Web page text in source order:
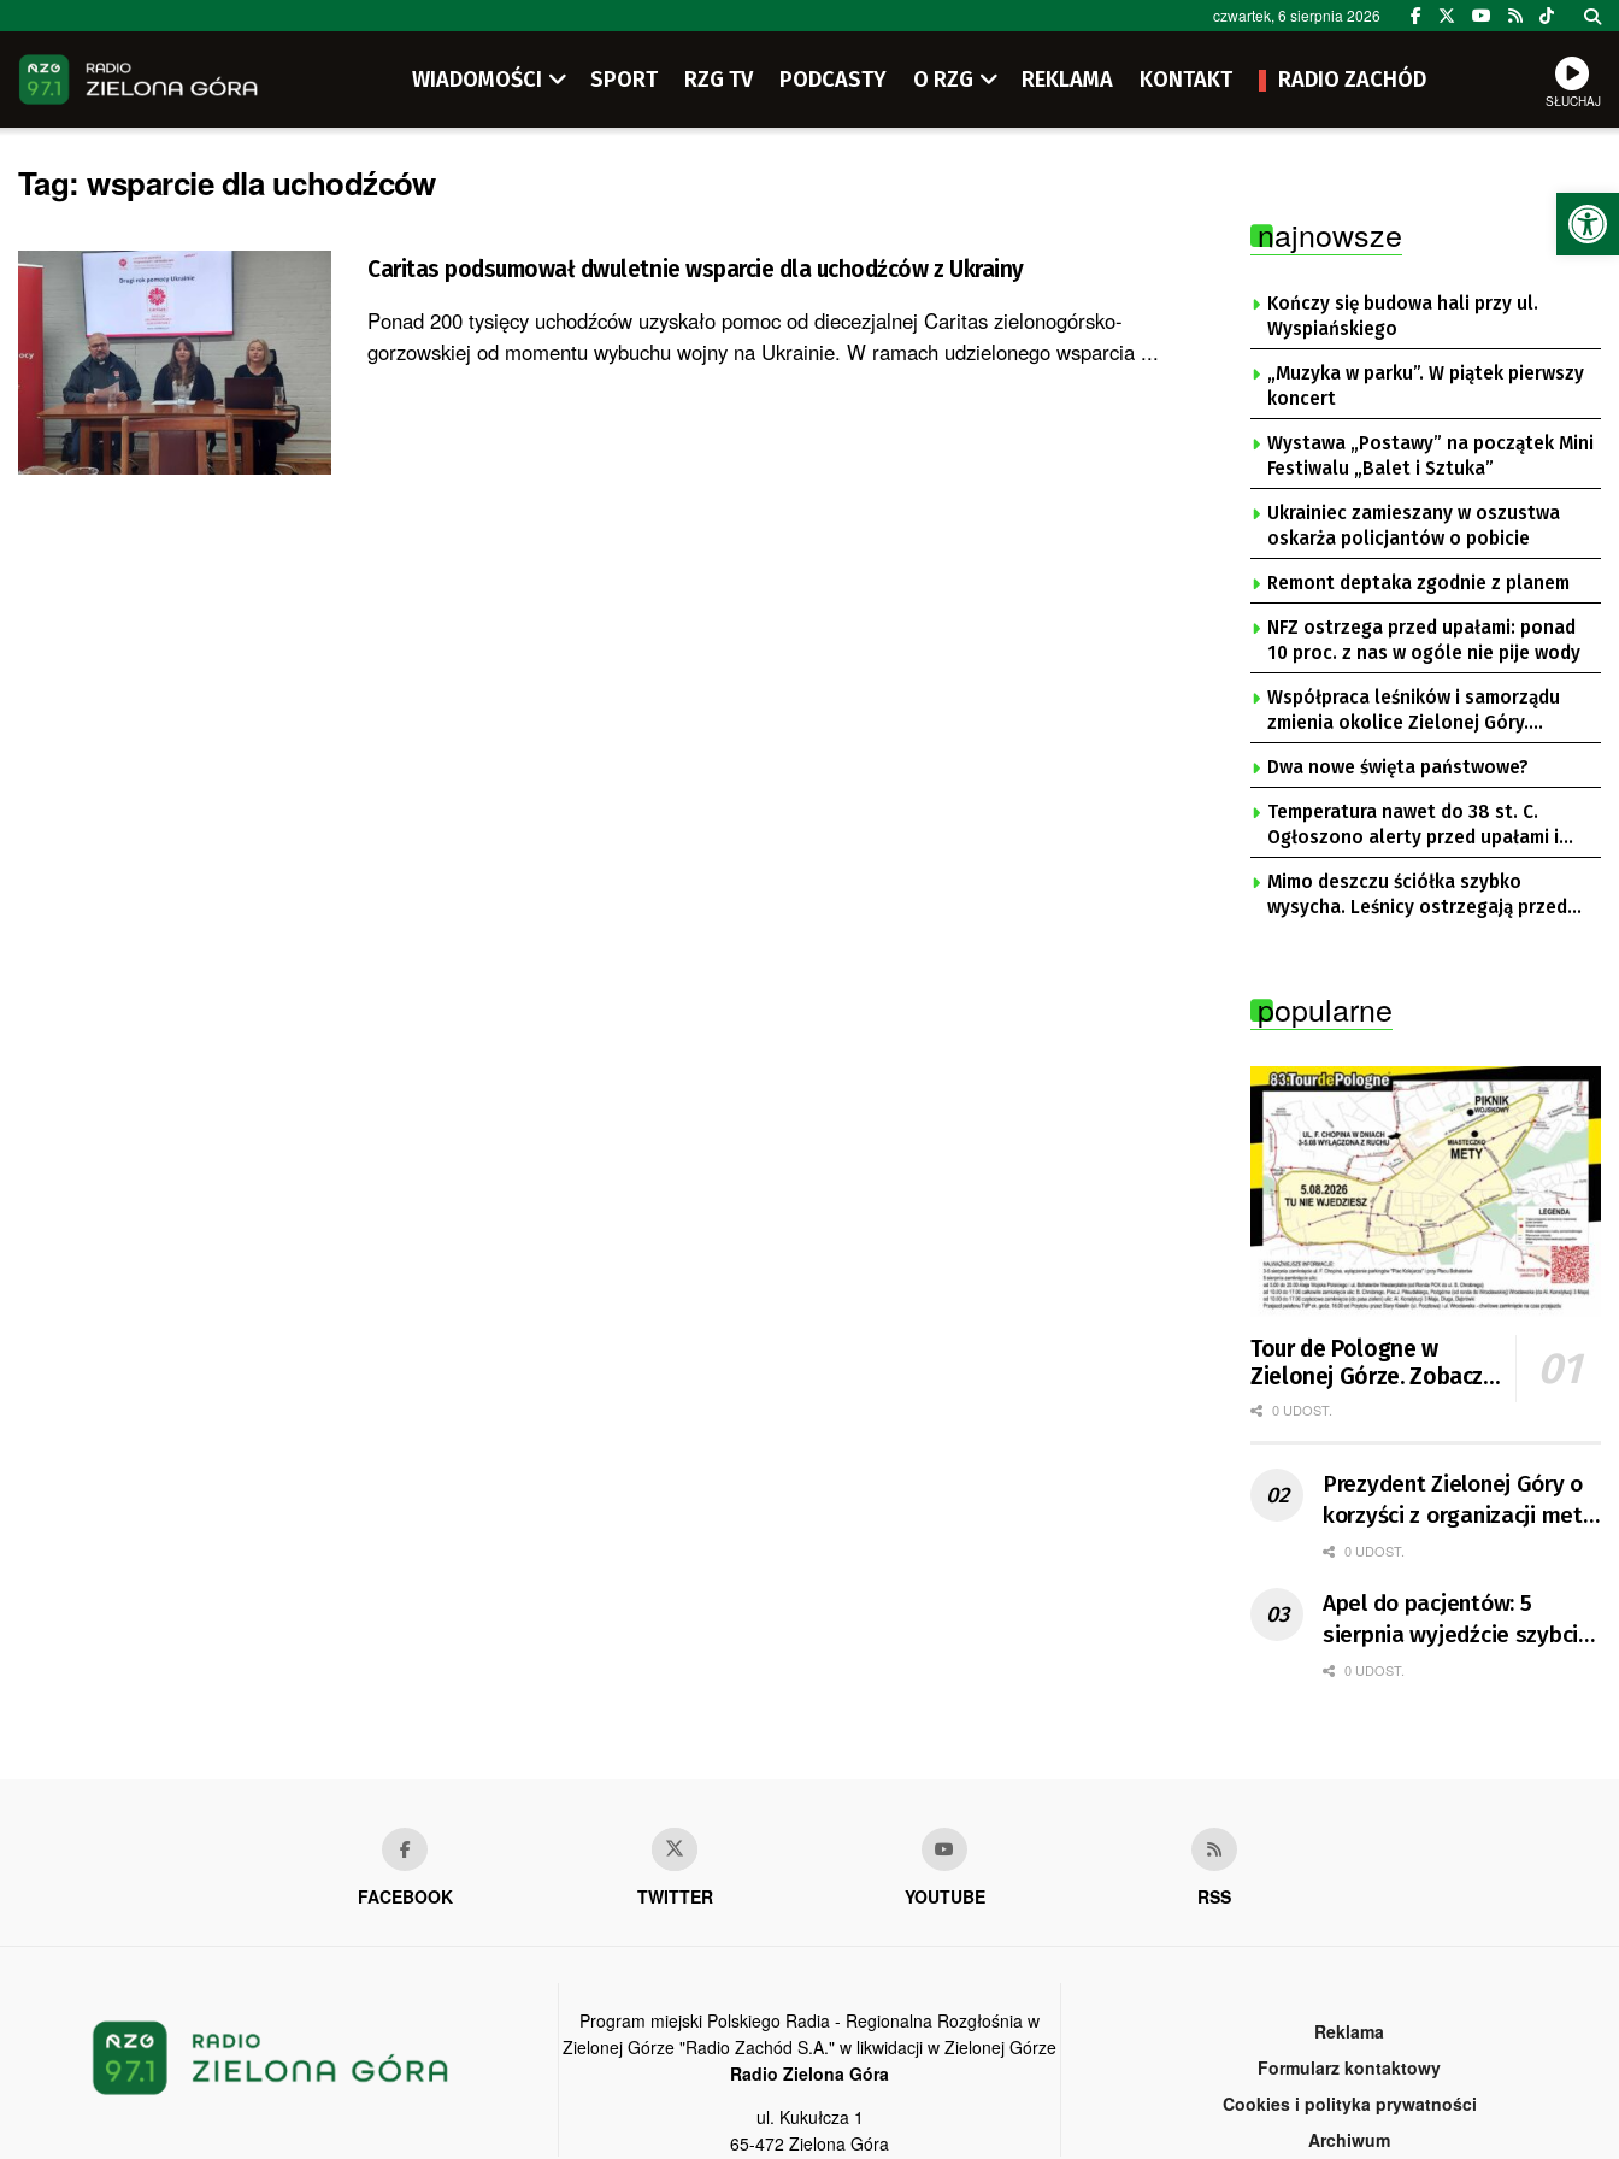
czwartek, 6 sierpnia 2026
WIADOMOŚCI SPORT RZG TV PODCASTY O RZG REKLAMA KONTAKT RADIO ZACHÓD
SŁUCHAJ
Tag:wsparcie dla uchodźców
Caritas podsumował dwuletnie wsparcie dla uchodźców z Ukrainy
Ponad 200 tysięcy uchodźców uzyskało pomoc od diecezjalnej Caritas zielonogórsko-
gorzowskiej od momentu wybuchu wojny na Ukrainie. W ramach udzielonego wsparcia ...
najnowsze
Kończy się budowa hali przy ul.
Wyspiańskiego
„Muzyka w parku”. W piątek pierwszy
koncert
Wystawa „Postawy” na początek Mini
Festiwalu „Balet i Sztuka”
Ukrainiec zamieszany w oszustwa
oskarża policjantów o pobicie
Remont deptaka zgodnie z planem
NFZ ostrzega przed upałami: ponad
10 proc. z nas w ogóle nie pije wody
Współpraca leśników i samorządu
zmienia okolice Zielonej Góry.
Powstają nowe ścieżki rowerowe
Dwa nowe święta państwowe?
Temperatura nawet do 38 st. C.
Ogłoszono alerty przed upałami i
burzami
Mimo deszczu ściółka szybko
wysycha. Leśnicy ostrzegają przed
popularne
Tour de Pologne w
Zielonej Górze. Zobacz
zmiany w organizacji
0 UDOST.
Prezydent Zielonej Góry o
korzyści z organizacji mety
Tour de Pologne
0 UDOST.
Apel do pacjentów: 5
sierpnia wyjedźcie szybciej
z domów
0 UDOST.
FACEBOOK TWITTER YOUTUBE RSS
Program miejski Polskiego Radia - Regionalna Rozgłośnia w
Zielonej Górze "Radio Zachód S.A." w likwidacji w Zielonej Górze
Radio Zielona Góra
ul. Kukułcza 1
65-472 Zielona Góra
Reklama
Formularz kontaktowy
Cookies i polityka prywatności
Archiwum